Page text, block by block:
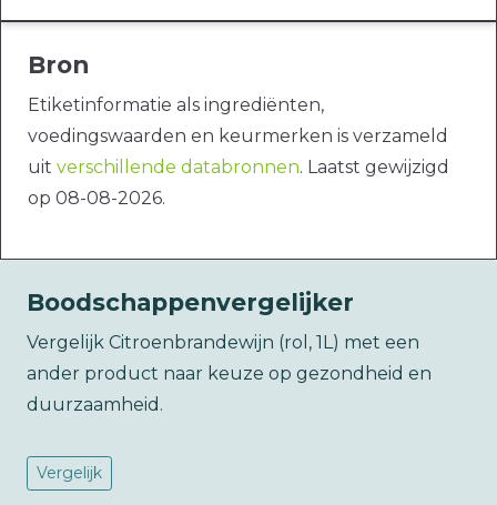
Bron
Etiketinformatie als ingrediënten,
voedingswaarden en keurmerken is verzameld
uit verschillende databronnen. Laatst gewijzigd
op 08-08-2026.
Boodschappenvergelijker
Vergelijk Citroenbrandewijn (rol, 1L) met een
ander product naar keuze op gezondheid en
duurzaamheid.
Vergelijk